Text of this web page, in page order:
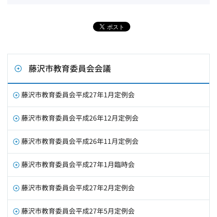
藤沢市教育委員会会議
藤沢市教育委員会平成27年1月定例会
藤沢市教育委員会平成26年12月定例会
藤沢市教育委員会平成26年11月定例会
藤沢市教育委員会平成27年1月臨時会
藤沢市教育委員会平成27年2月定例会
藤沢市教育委員会平成27年5月定例会